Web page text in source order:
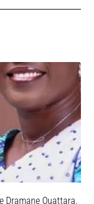
Dramane Ouattara,